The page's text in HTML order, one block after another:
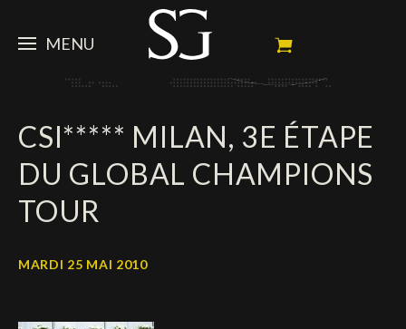
MENU
Portrait
Palmarès
Ambassadeur
ACTUALITÉ
News
Dossiers
Calendrier
CHEVAUX
Mes chevaux de concours
En souvenir de
SPONSORS
Propriétaires
FAN ZONE
CSI***** MILAN, 3E ÉTAPE
DU GLOBAL CHAMPIONS
TOUR
MARDI 25 MAI 2010